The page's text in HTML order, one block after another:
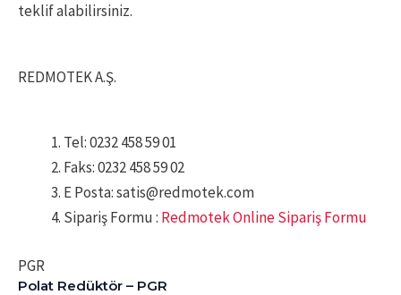
teklif alabilirsiniz.
REDMOTEK A.Ş.
Tel: 0232 458 59 01
Faks: 0232 458 59 02
E Posta: satis@redmotek.com
Sipariş Formu : Redmotek Online Sipariş Formu
PGR
Polat Redüktör – PGR